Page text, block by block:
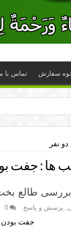
سفارش تماس با
نفر
ها : جفت
طالع
, پرسش و پاسخ 0
جفت بودن